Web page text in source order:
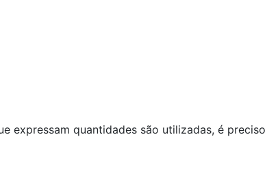
expressam quantidades são utilizadas, é